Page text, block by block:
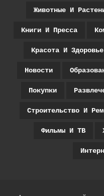
Животные И
Книги И Пресса
Красота И Здоровье
Новости
Покупки
Строительство И
Фильмы И ТВ